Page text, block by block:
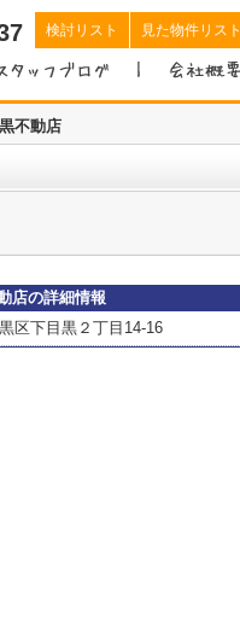
検討リスト 見た物件リスト
不動店
店の詳細情報
区下目黒２丁目14-16